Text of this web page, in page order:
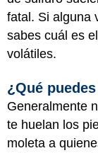
fatal. Si alguna
sabes cuál es
volátiles.
¿Qué
Generalmente
te huelan los
moleta a